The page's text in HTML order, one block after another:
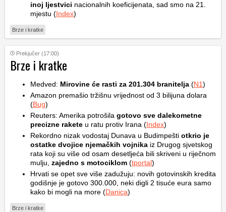
inoj ljestvici nacionalnih koeficijenata, sad smo na 21.
mjestu (Index)
Brze i kratke
Prekjučer (17:00)
Brze i kratke
Medved: Mirovine će rasti za 201.304 branitelja (N1)
Amazon premašio tržišnu vrijednost od 3 bilijuna dolara
(Bug)
Reuters: Amerika potrošila gotovo sve dalekometne
precizne rakete u ratu protiv Irana (Index)
Rekordno nizak vodostaj Dunava u Budimpešti otkrio je
ostatke dvojice njemačkih vojnika iz Drugog sjvetskog
rata koji su više od osam desetljeća bili skriveni u riječnom
mulju, zajedno s motociklom (tportal)
Hrvati se opet sve više zadužuju: novih gotovinskih kredita
godišnje je gotovo 300.000, neki digli 2 tisuće eura samo
kako bi mogli na more (Danica)
Brze i kratke